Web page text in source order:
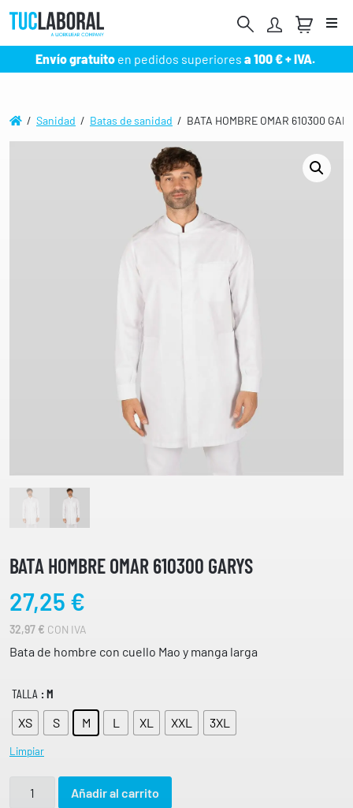
Envío gratuito en pedidos superiores a 100 € + IVA.
/ Sanidad / Batas de sanidad / BATA HOMBRE OMAR 610300
BATA HOMBRE OMAR 610300 GARYS
27,25 €
32,97 € CON IVA
Bata de hombre con cuello Mao y manga larga
TALLA : M
XS
S M L XL XXL 3XL
Limpiar
Añadir al carrito